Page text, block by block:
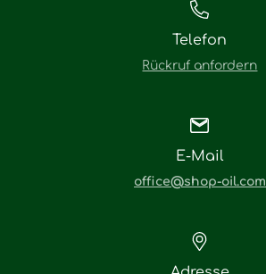
Telefon
Rückruf anfordern
E-Mail
office@shop-oil.com